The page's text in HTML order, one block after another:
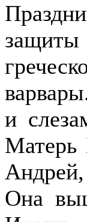
и
Матерь
Она